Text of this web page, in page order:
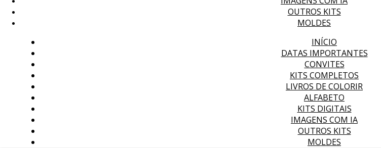
OUTROS KITS
MOLDES
INÍCIO
DATAS IMPORTANTES
CONVITES
KITS COMPLETOS
LIVROS DE COLORIR
ALFABETO
KITS DIGITAIS
IMAGENS COM IA
OUTROS KITS
MOLDES